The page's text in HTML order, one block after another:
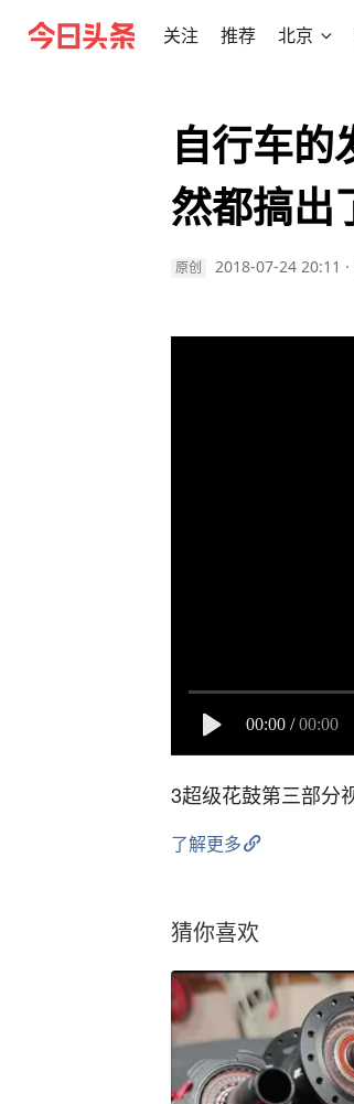
关注 推荐 北京
自行车的
然都搞出
原创 2018-07-24 20:11 ·
00:00 / 00:00
3超级花鼓第三部分
了解更多
猜你喜欢